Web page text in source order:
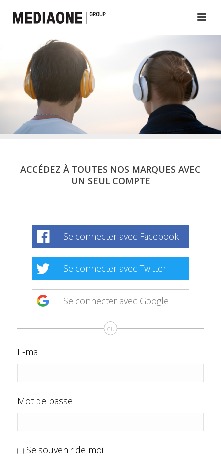
ACCÉDEZ À TOUTES NOS MARQUES AVEC
UN SEUL COMPTE
Se connecter avec Facebook
Se connecter avec Twitter
Se connecter avec Google
ou
E-mail
Mot de passe
Se souvenir de moi